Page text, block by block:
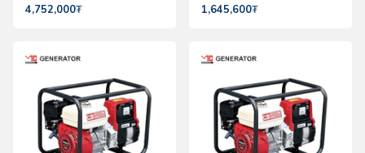
4,752,000₮ 1,645,600₮